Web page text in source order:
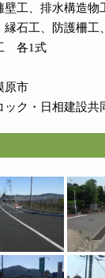
壁工、排水構造物
縁石工、防護柵工
各1式
原市
ク・日相建設共